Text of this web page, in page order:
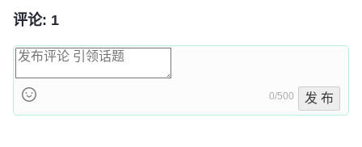
评论: 1
0/500 发 布